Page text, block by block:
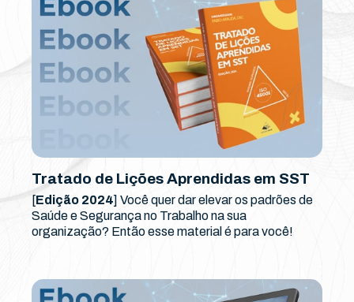
Tratado de Lições Aprendidas em SST
[Edição 2024] Você quer dar elevar os padrões de
Saúde e Segurança no Trabalho na sua
organização? Então esse material é para você!